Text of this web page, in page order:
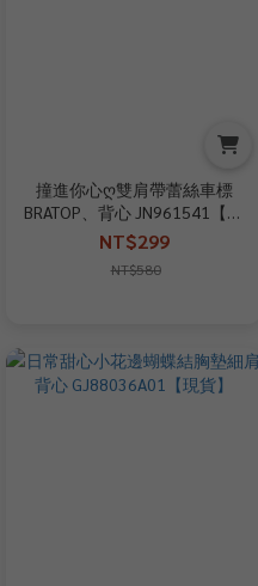
撞進你心ღ雙肩帶蕾絲車標
BRATOP、背心 JN961541【現
貨】
NT$299
NT$580